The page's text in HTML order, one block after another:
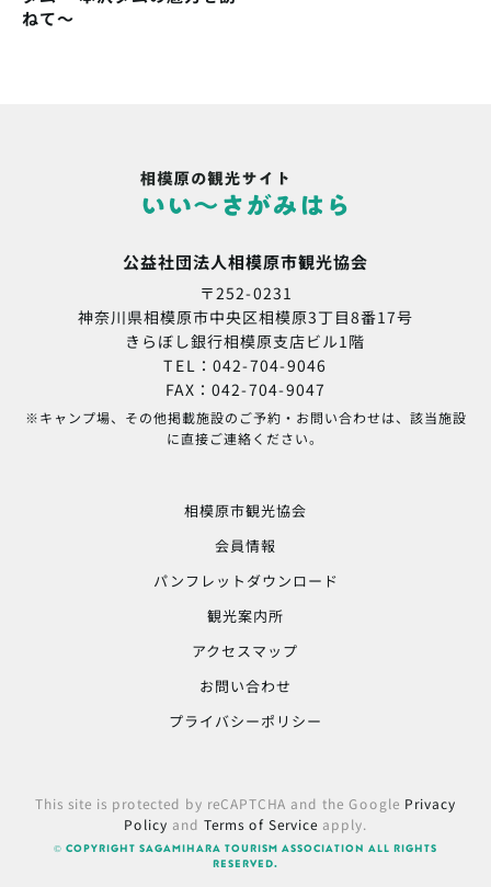
ねて〜
公益社団法人相模原市観光協会
〒252-0231
神奈川県相模原市中央区相模原3丁目8番17号
きらぼし銀行相模原支店ビル1階
TEL：042-704-9046
FAX：042-704-9047
※キャンプ場、その他掲載施設のご予約・お問い合わせは、該当施設
に直接ご連絡ください。
相模原市観光協会
会員情報
パンフレットダウンロード
観光案内所
アクセスマップ
お問い合わせ
プライバシーポリシー
This site is protected by reCAPTCHA and the Google Privacy
Policy and Terms of Serviceapply.
© COPYRIGHT SAGAMIHARA TOURISM ASSOCIATION ALL RIGHTS
RESERVED.